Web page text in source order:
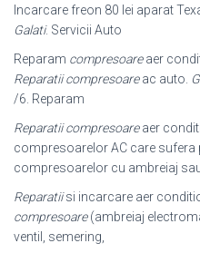
Incarcare freon 80 lei aparat
Galati. Servicii Auto
Reparam compresoareaer
Reparatii compresoareac auto.
/6. Reparam
Reparatii compresoareaer
compresoarelor AC care sufera
compresoarelor cu ambreiaj
Reparatiisi incarcare aer
compresoare(ambreiaj
ventil, semering,